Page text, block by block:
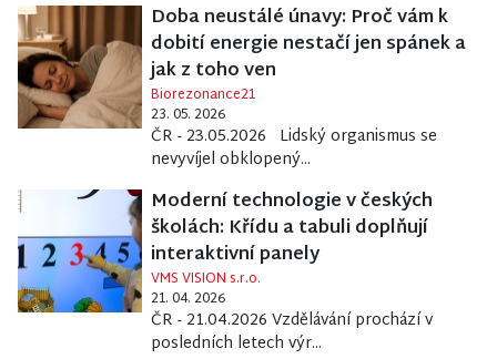
Doba neustálé únavy: Proč vám k
dobití energie nestačí jen spánek a
jak z toho ven
Biorezonance21
23. 05. 2026
ČR - 23.05.2026 Lidský organismus se
nevyvíjel obklopený...
Moderní technologie v českých
školách: Křídu a tabuli doplňují
interaktivní panely
VMS VISION s.r.o.
21. 04. 2026
ČR - 21.04.2026 Vzdělávání prochází v
posledních letech výr...